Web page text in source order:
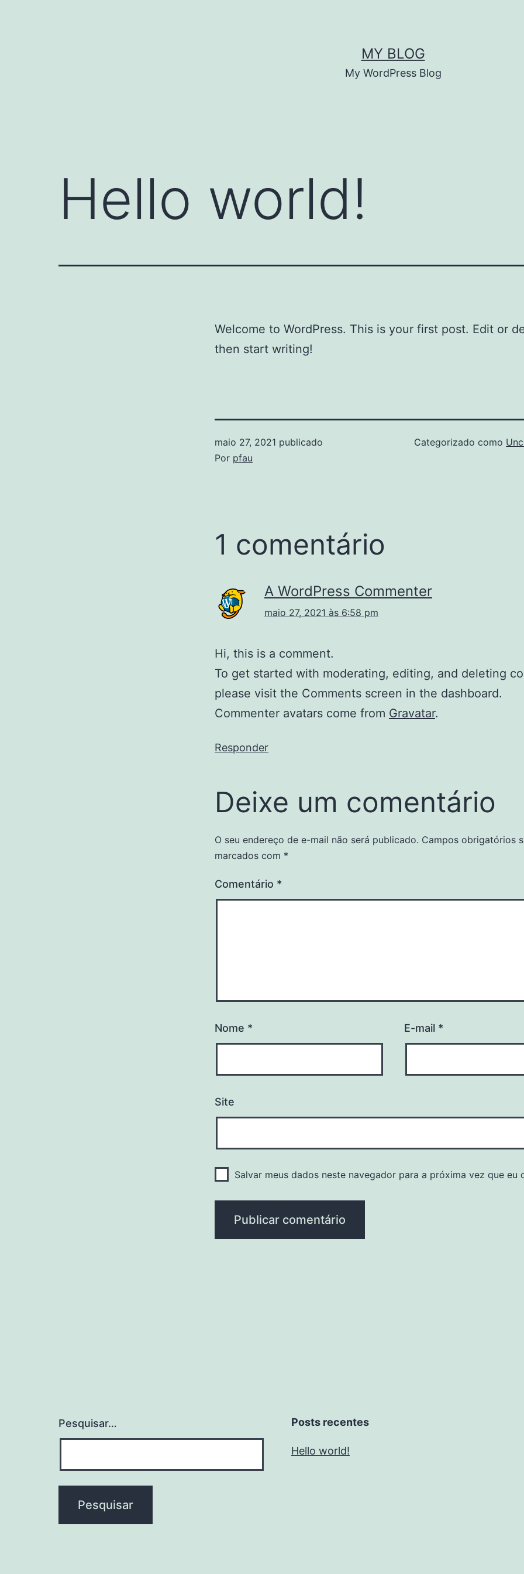
MY BLOG
My WordPress Blog
Hello world!
Welcome to WordPress. This is your first post. Edit or
then start writing!
maio 27, 2021 publicado
Por pfau
Categorizado como
1 comentário
A WordPress Commenter
maio 27, 2021 às 6:58 pm
Hi, this is a comment.
To get started with moderating, editing, and deleting
please visit the Comments screen in the dashboard.
Commenter avatars come from Gravatar.
Responder
Deixe um comentário
O seu endereço de e-mail não será publicado. Campos obrigatórios
marcados com *
Comentário *
Nome * E-mail *
Site
Salvar meus dados neste navegador para a próxima vez que eu
Pesquisar… Posts recentes
Hello world!